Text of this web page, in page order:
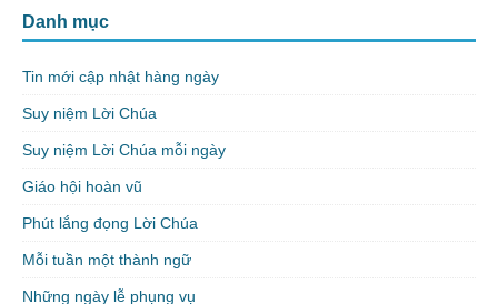
Danh mục
Tin mới cập nhật hàng ngày
Suy niệm Lời Chúa
Suy niệm Lời Chúa mỗi ngày
Giáo hội hoàn vũ
Phút lắng đọng Lời Chúa
Mỗi tuần một thành ngữ
Những ngày lễ phụng vụ